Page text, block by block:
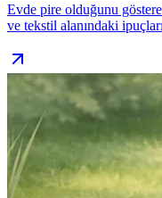
Evde pire olduğunu
ve tekstil alanındaki